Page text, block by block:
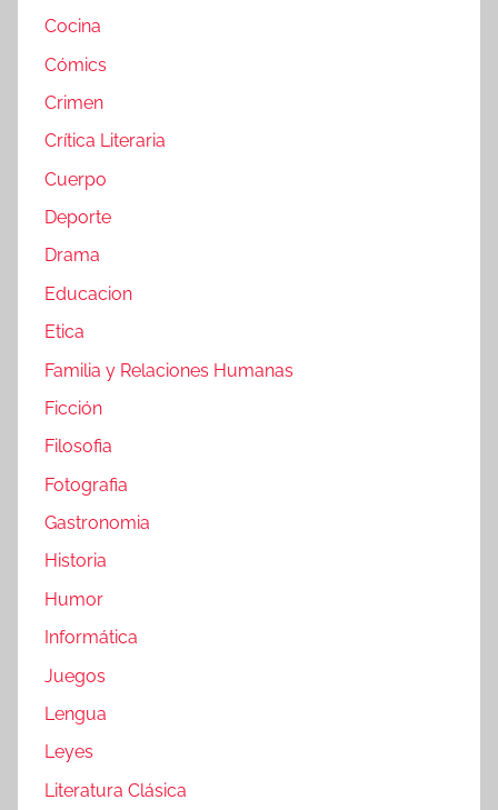
Cocina
Cómics
Crimen
Crítica Literaria
Cuerpo
Deporte
Drama
Educacion
Etica
Familia y Relaciones Humanas
Ficción
Filosofia
Fotografia
Gastronomia
Historia
Humor
Informática
Juegos
Lengua
Leyes
Literatura Clásica